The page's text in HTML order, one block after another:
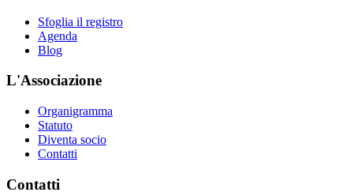
Sfoglia il registro
Agenda
Blog
L'Associazione
Organigramma
Statuto
Diventa socio
Contatti
Contatti